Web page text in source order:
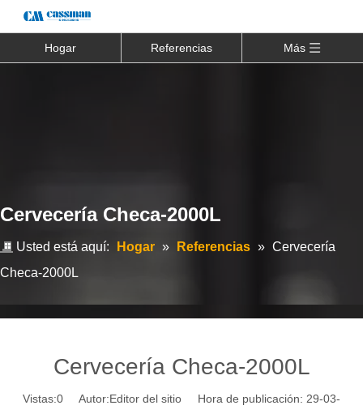
Hogar Referencias Más
Cervecería Checa-2000L
Usted está aquí: Hogar » Referencias » Cervecería
Checa-2000L
Cervecería Checa-2000L
Vistas:0 Autor:Editor del sitio Hora de publicación: 29-03-